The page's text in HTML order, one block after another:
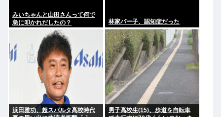
みいちゃんと山田さんって何で
急に叩かれだしたの？
林家パー子、認知症だった
浜田雅功、超スパルタ高校時代
男子高校生(15)、歩道を自転車